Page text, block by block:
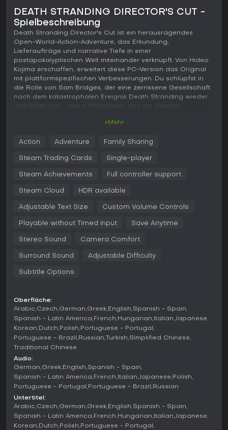
DEATH STRANDING DIRECTOR'S CUT -
Spielbeschreibung
Death Stranding Director's Cut ist ein herausragendes
Open-World-Action-Adventure, das Erkundung,
Lieferaufträge und narrative Tiefe in einer
postapokalyptischen Welt miteinander verknüpft. Von Hideo
Kojima erschaffen, erweitert diese PC-Version das Original
mit plattformspezifischen Verbesserungen. Du schlüpfst in
die Rolle von Sam Bridges, der eine zerrissene Gesellschaft
nach dem katastrophalen Ereignis Death Stranding wieder
verbinden soll - einem Phänomen, das die Grenzen
streifen nun über das Land und sorgen für Spannung bei
Fortbewegung, sodass jeder Schritt in dieser zugleich
Überqueren anspruchsvoller Gelände mit Fracht auf dem
balancierst du deine Ladung, nutzt Exoskelette und
Fahrzeuge, um Flüsse, Berge und feindliche Zonen zu
meistern. Begegnungen mit den übernatürlichen BTs
erfordern Stealth oder Kampf, oft mit Unterstützung eines
Infrastruktur wie Straßen und Ziplines erleichtert zukünftige
deine Konstruktionen asynchron in den Welten anderer
Ausweichen - passend zum Thema Verbindung statt
Zerstörung. PC-spezifische Features wie hohe Framerates
für flüssigere Bewegungen und Unterstützung für Ultrawide-
Monitore verstärken den Eindruck der Weite in den öden
Landschaften.
Mechaniken fördern strategische Routenplanung, da Wetter
und Gelände Stabilität und Geschwindigkeit beeinflussen.
Das Spiel integriert puzzleartige Elemente beim Inventar-
2077 bringen einzigartige Ausrüstung und Anspielungen, die
nahtlos in den Liefer-Zyklus passen.
Spielmodi
+Mehr
Action Adventure Family Sharing
Steam Trading Cards Single-player
Steam Achievements Full controller support
Steam Cloud HDR available
Adjustable Text Size Custom Volume Controls
Playable without Timed Input Save Anytime
Stereo Sound Camera Comfort
Surround Sound Adjustable Difficulty
Subtitle Options
Oberfläche:
Arabic Czech German Greek English Spanish - Spain
Spanish - Latin America French Hungarian Italian Japanese
Korean Dutch Polish Portuguese - Portugal
Portuguese - Brazil
Russian Turkish Simplified Chinese
Traditional Chinese
Audio:
German Greek English Spanish - Spain
Spanish - Latin America French Italian Japanese Polish
Portuguese - Portugal
Portuguese - Brazil
Russian
Untertitel:
Arabic Czech German Greek English Spanish - Spain
Spanish - Latin America French Hungarian Italian Japanese
Korean Dutch Polish Portuguese - Portugal